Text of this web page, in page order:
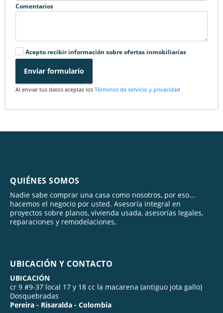
Comentarios
Acepto recibir información sobre ofertas inmobiliarias
Enviar formulario
Al enviar tus datos aceptas los Términos de servicio y privacidad
QUIÉNES SOMOS
Nadie sabe comprar una casa como nosotros, por eso...
hacemos el negocio por usted. Asesoría integral en
proyectos sobre planos, vivienda usada, asesorías legales,
reparaciones y remodelaciones.
UBICACIÓN Y CONTACTO
UBICACIÓN
cr 9 #9-37 local 17 y 18 cc la macarena (antiguo jota gallo)
Dosquebradas
Pereira - Risaralda - Colombia